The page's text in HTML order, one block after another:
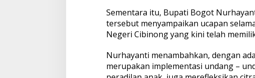
Sementara itu, Bupati Bogot
tersebut menyampaikan ucapan
Negeri Cibinong yang kini telah
Nurhayanti menambahkan, dengan
merupakan implementasi undang –